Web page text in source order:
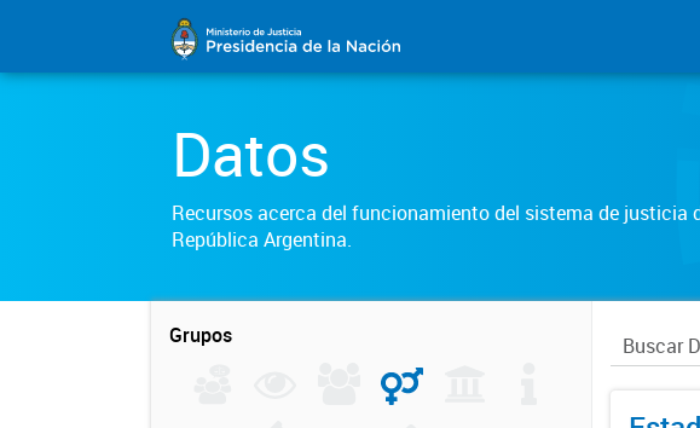
Datos
Recursos acerca del funcionamiento del sistema de justicia
República Argentina.
Grupos